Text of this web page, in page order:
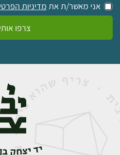
אני מאשר/ת את מדיניות
צרפו אותי